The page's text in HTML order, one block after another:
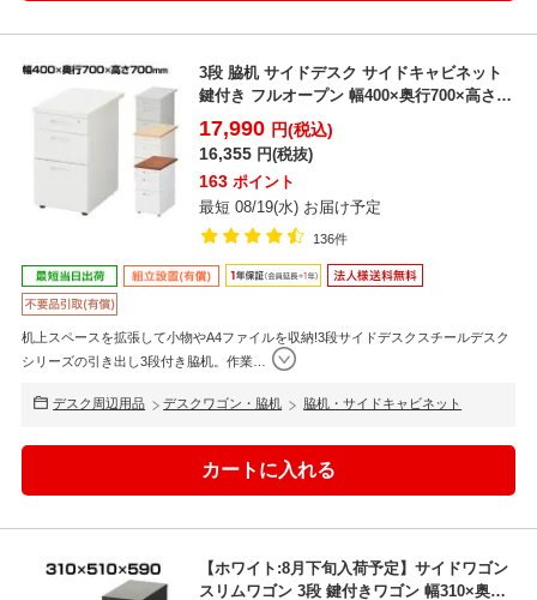
3段 脇机 サイドデスク サイドキャビネット
鍵付き フルオープン 幅400×奥行700×高さ
700...
17,990 円(税込)
16,355 円(税抜)
163 ポイント
最短 08/19(水) お届け予定
136件
机上スペースを拡張して小物やA4ファイルを収納!3段サイドデスクスチールデスク
シリーズの引き出し3段付き脇机。作業…
デスク周辺用品 デスクワゴン・脇机 脇机・サイドキャビネット
【ホワイト:8月下旬入荷予定】サイドワゴン
スリムワゴン 3段 鍵付きワゴン 幅310×奥行